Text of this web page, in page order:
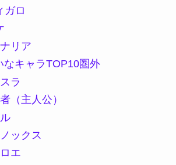
ガロ
リア
なキャラTOP10圏外
ラ
（主人公）
ックス
エ